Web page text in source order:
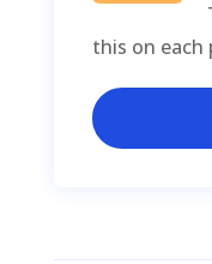
this on each